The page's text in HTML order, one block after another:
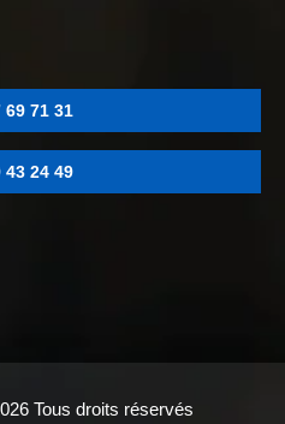
69 71 31
43 24 49
Tous droits réservés